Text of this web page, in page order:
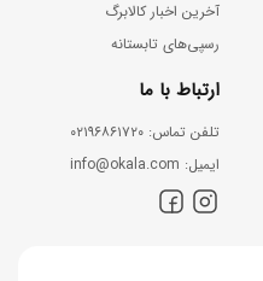
آخرین اخبار کالابرگ
رسپی‌های تابستانه
ارتباط با ما
ﺗﻠﻔﻦ ﺗﻤﺎس: ۰۲۱۹۶۸۶۱۷۲۰
اﯾﻤﯿﻞ: info@okala.com